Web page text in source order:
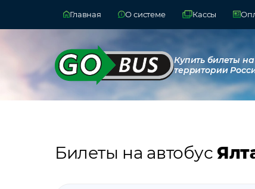
Главная О системе Кассы
Купить билеты
территории
Билеты на автобус